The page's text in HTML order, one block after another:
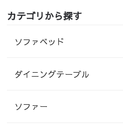
カテゴリから探す
ソファベッド
ダイニングテーブル
ソファー